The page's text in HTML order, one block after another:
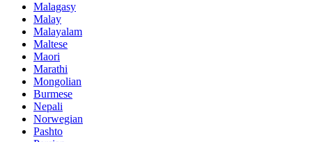
Malagasy
Malay
Malayalam
Maltese
Maori
Marathi
Mongolian
Burmese
Nepali
Norwegian
Pashto